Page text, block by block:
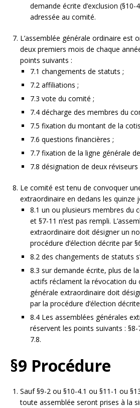
demande écrite d’exclusion (§10-
adressée au comité.
L’assemblée générale ordinaire est
deux premiers mois de chaque
points suivants :
7.1 changements de statuts ;
7.2 affiliations ;
7.3 vote du comité ;
7.4 décharge des membres du
7.5 fixation du montant de la
7.6 questions financières ;
7.7 fixation de la ligne générale
7.8 désignation de deux réviseurs
Le comité est tenu de convoquer
extraordinaire en dedans les quinze
8.1 un ou plusieurs membres du
et §7-11 n’est pas rempli.
extraordinaire doit désigner un
procédure d’élection décrite par
8.2 des changements de statuts
8.3 sur demande écrite, plus de
actifs réclament la révocation du
générale extraordinaire doit
par la procédure d’élection
8.4 Les assemblées générales
réservent les points suivants : §8-
7.8.
§9 Procédure
Sauf §9-2 ou §10-4.1 ou §11-1 ou
toute assemblée seront prises à la